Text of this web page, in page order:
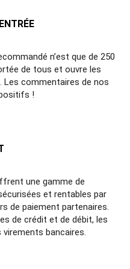
n’est que de 250
de tous et ouvre les
Les commentaires de nos
!
une gamme de
et rentables par
de paiement partenaires.
de crédit et de débit, les
bancaires.